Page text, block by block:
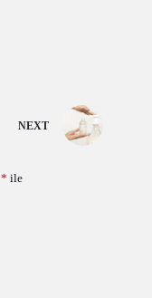
NEXT
* ile